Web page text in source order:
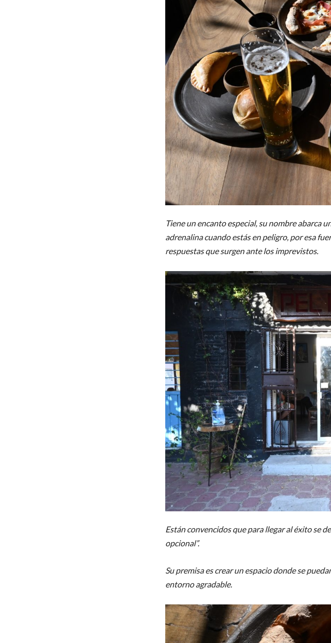
Tiene un encanto especial, su nombre abarca
adrenalina cuando estás en peligro, por esa
respuestas que surgen ante los imprevistos.
Están convencidos que para llegar al éxito se
opcional”.
Su premisa es crear un espacio donde se
entorno agradable.